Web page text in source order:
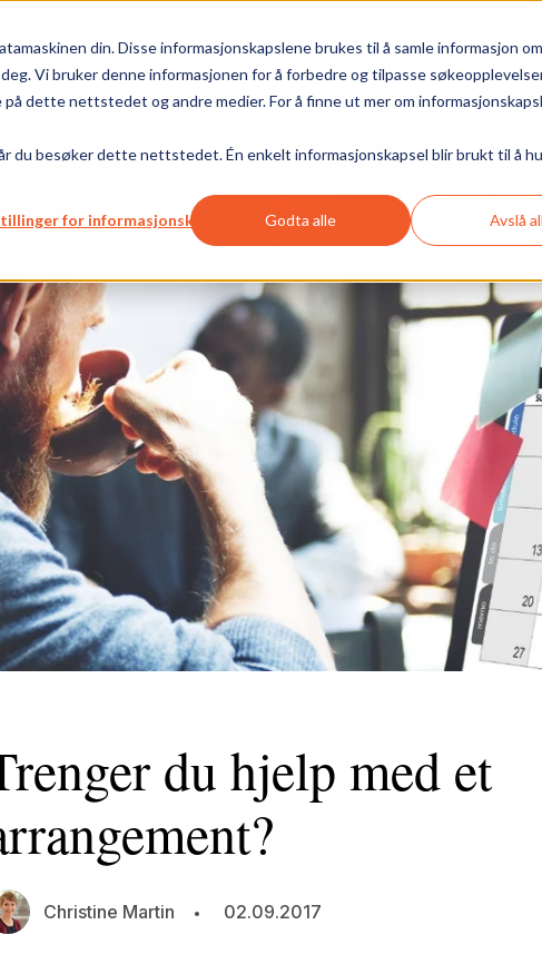
din. Disse informasjonskapslene brukes til å samle informasjon
Vi bruker denne informasjonen for å forbedre og tilpasse
dette nettstedet og andre medier. For å finne ut mer om
du besøker dette nettstedet. Én enkelt informasjonskapsel blir brukt til å
for informasjonskapsler Godta alle Avslå
Arrangementsplattform Arrangementssted Priser
du hjelp med et
Christine Martin 02.09.2017